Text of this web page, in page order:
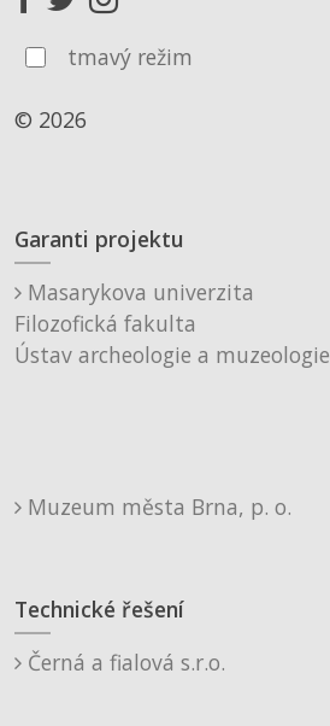
tmavý režim
© 2026
Garanti projektu
Masarykova univerzita
Filozofická fakulta
Ústav archeologie a muzeologie
Muzeum města Brna, p. o.
Technické řešení
Černá a fialová s.r.o.